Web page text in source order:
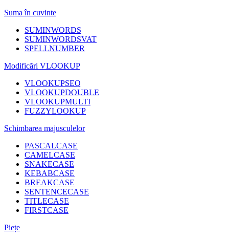
Suma în cuvinte
SUMINWORDS
SUMINWORDSVAT
SPELLNUMBER
Modificări VLOOKUP
VLOOKUPSEQ
VLOOKUPDOUBLE
VLOOKUPMULTI
FUZZYLOOKUP
Schimbarea majusculelor
PASCALCASE
CAMELCASE
SNAKECASE
KEBABCASE
BREAKCASE
SENTENCECASE
TITLECASE
FIRSTCASE
Piețe